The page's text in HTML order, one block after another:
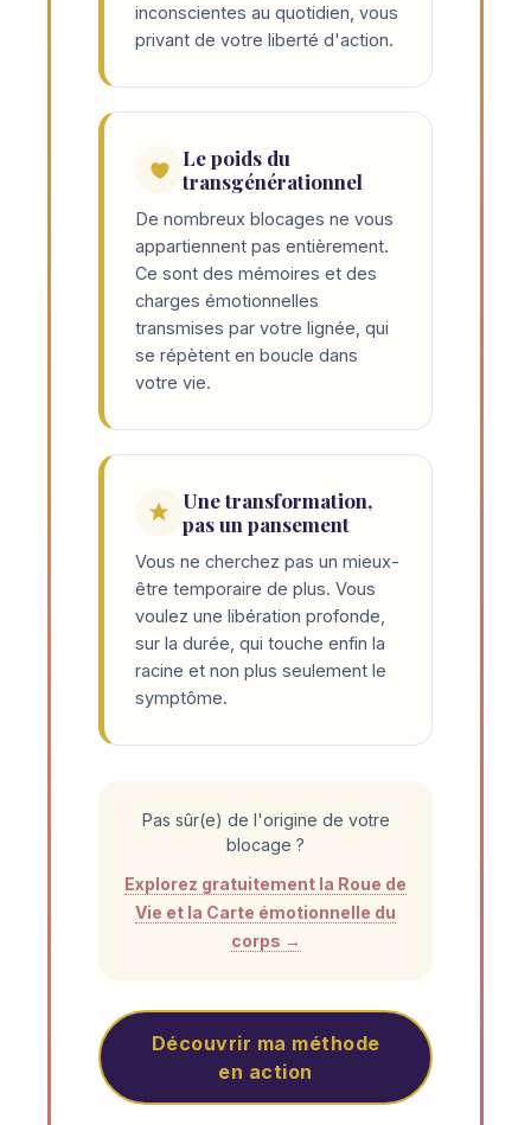
inconscientes au quotidien, vous
privant de votre liberté d'action.
Le poids du
transgénérationnel
De nombreux blocages ne vous
appartiennent pas entièrement.
Ce sont des mémoires et des
charges émotionnelles
transmises par votre lignée, qui
se répètent en boucle dans
votre vie.
Une transformation,
pas un pansement
Vous ne cherchez pas un mieux-
être temporaire de plus. Vous
voulez une libération profonde,
sur la durée, qui touche enfin la
racine et non plus seulement le
symptôme.
Pas sûr(e) de l'origine de votre
blocage ?
Explorez gratuitement la Roue de
Vie et la Carte émotionnelle du
corps →
Découvrir ma méthode
en action